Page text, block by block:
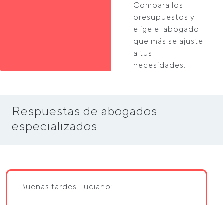
Compara los
presupuestos y
elige el abogado
que más se ajuste
a tus
necesidades.
Respuestas de abogados
especializados
Buenas tardes Luciano: